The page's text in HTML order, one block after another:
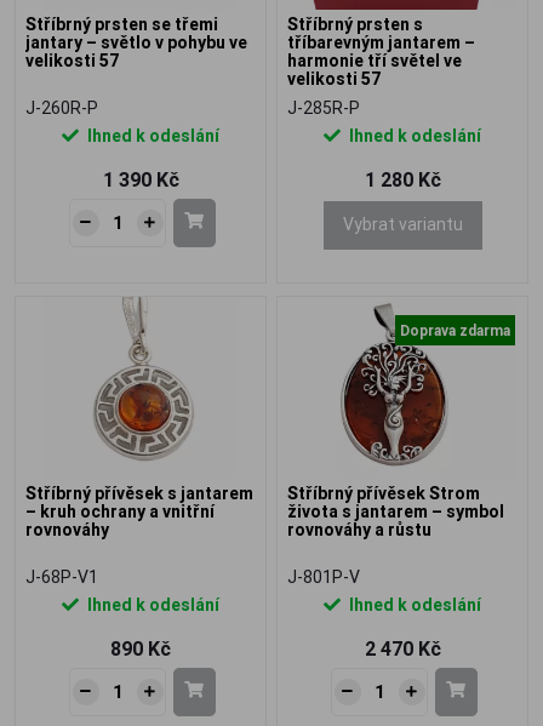
Stříbrný prsten se třemi
jantary – světlo v pohybu ve
velikosti 57
J-260R-P
Ihned k odeslání
1 390 Kč
Stříbrný prsten s
tříbarevným jantarem –
harmonie tří světel ve
velikosti 57
J-285R-P
Ihned k odeslání
1 280 Kč
Vybrat variantu
Stříbrný přívěsek s jantarem
– kruh ochrany a vnitřní
rovnováhy
J-68P-V1
Ihned k odeslání
890 Kč
Doprava zdarma
Stříbrný přívěsek Strom
života s jantarem – symbol
rovnováhy a růstu
J-801P-V
Ihned k odeslání
2 470 Kč